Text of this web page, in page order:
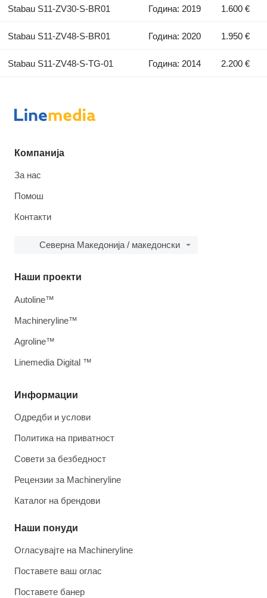
Stabau S11-ZV30-S-BR01 Година: 2019 1.600 €
Stabau S11-ZV48-S-BR01 Година: 2020 1.950 €
Stabau S11-ZV48-S-TG-01 Година: 2014 2.200 €
Компанија
За нас
Помош
Контакти
Северна Македонија / македонски
Информации
Одредби и услови
Политика на приватност
Совети за безбедност
Рецензии за Machineryline
Каталог на брендови
Наши понуди
Огласувајте на Machineryline
Поставете ваш оглас
Поставете банер
Наши проекти
Autoline™
Machineryline™
Agroline™
Linemedia Digital ™